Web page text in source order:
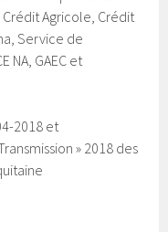
Crédit Agricole, Crédit
Service de
NA, GAEC et
2018 et
» 2018 des